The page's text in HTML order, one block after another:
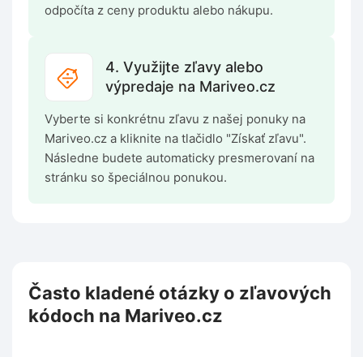
odpočíta z ceny produktu alebo nákupu.
4. Využijte zľavy alebo
výpredaje na Mariveo.cz
Vyberte si konkrétnu zľavu z našej ponuky na
Mariveo.cz a kliknite na tlačidlo "Získať zľavu".
Následne budete automaticky presmerovaní na
stránku so špeciálnou ponukou.
Často kladené otázky o zľavových
kódoch na Mariveo.cz